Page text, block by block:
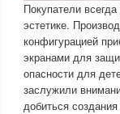
Покупатели
эстетике.
конфигурацией
экранами для
опасности для
заслужили
добиться